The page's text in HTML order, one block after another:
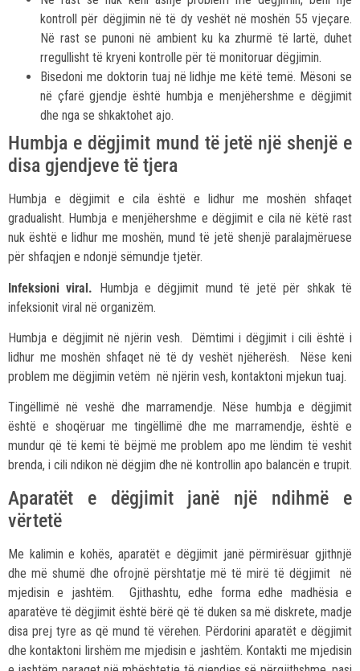
kontroll për dëgjimin në të dy veshët në moshën 55 vjeçare.
Në rast se punoni në ambient ku ka zhurmë të lartë, duhet
rregullisht të kryeni kontrolle për të monitoruar dëgjimin.
Bisedoni me doktorin tuaj në lidhje me këtë temë. Mësoni se
në çfarë gjendje është humbja e menjëhershme e dëgjimit
dhe nga se shkaktohet ajo.
Humbja e dëgjimit mund të jetë një shenjë e
disa gjendjeve të tjera
Humbja e dëgjimit e cila është e lidhur me moshën shfaqet
gradualisht. Humbja e menjëhershme e dëgjimit e cila në këtë rast
nuk është e lidhur me moshën, mund të jetë shenjë paralajmëruese
për shfaqjen e ndonjë sëmundje tjetër.
Infeksioni viral. Humbja e dëgjimit mund të jetë për shkak të
infeksionit viral në organizëm.
Humbja e dëgjimit në njërin vesh. Dëmtimi i dëgjimit i cili është i
lidhur me moshën shfaqet në të dy veshët njëherësh. Nëse keni
problem me dëgjimin vetëm në njërin vesh, kontaktoni mjekun tuaj.
Tingëllimë në veshë dhe marramendje. Nëse humbja e dëgjimit
është e shoqëruar me tingëllimë dhe me marramendje, është e
mundur që të kemi të bëjmë me problem apo me lëndim të veshit
brenda, i cili ndikon në dëgjim dhe në kontrollin apo balancën e trupit.
Aparatët e dëgjimit janë një ndihmë e
vërtetë
Me kalimin e kohës, aparatët e dëgjimit janë përmirësuar gjithnjë
dhe më shumë dhe ofrojnë përshtatje më të mirë të dëgjimit në
mjedisin e jashtëm. Gjithashtu, edhe forma edhe madhësia e
aparatëve të dëgjimit është bërë që të duken sa më diskrete, madje
disa prej tyre as që mund të vërehen. Përdorini aparatët e dëgjimit
dhe kontaktoni lirshëm me mjedisin e jashtëm. Kontakti me mjedisin